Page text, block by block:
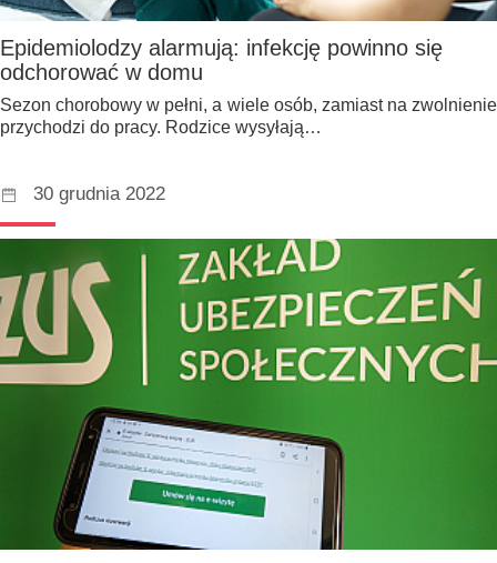
Epidemiolodzy alarmują: infekcję powinno się
odchorować w domu
Sezon chorobowy w pełni, a wiele osób, zamiast na zwolnienie
przychodzi do pracy. Rodzice wysyłają…
30 grudnia 2022